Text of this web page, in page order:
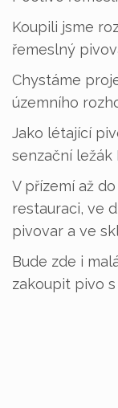
Koupili jsme
řemeslný
Chystáme
územního
Jako létající
senzační ležák
V přízemí až
restauraci, ve
pivovar a ve
Bude zde i
zakoupit pivo s